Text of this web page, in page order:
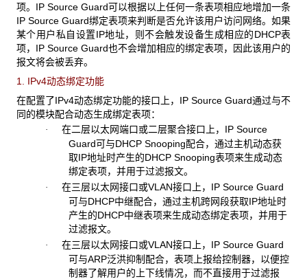
项。IP Source Guard可以根据以上任何一条表项相应地增加一条
IP Source Guard绑定表项来判断是否允许该用户访问网络。如果
某个用户私自设置IP地址，则不会触发设备生成相应的DHCP表
项，IP Source Guard也不会增加相应的绑定表项，因此该用户的
报文将会被丢弃。
1. IPv4动态绑定功能
在配置了IPv4动态绑定功能的接口上，IP Source Guard通过与不
同的模块配合动态生成绑定表项：
· 在二层以太网端口或二层聚合接口上，IP Source
Guard可与DHCP Snooping配合，通过主机动态获
取IP地址时产生的DHCP Snooping表项来生成动态
绑定表项，并用于过滤报文。
· 在三层以太网接口或VLAN接口上，IP Source Guard
可与DHCP中继配合，通过主机跨网段获取IP地址时
产生的DHCP中继表项来生成动态绑定表项，并用于
过滤报文。
· 在三层以太网接口或VLAN接口上，IP Source Guard
可与ARP泛洪抑制配合，表项上报给控制器，以便控
制器了解用户的上下线情况，而不直接用于过滤报